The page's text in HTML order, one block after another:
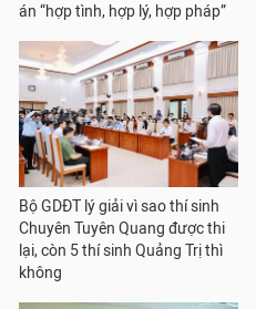
án “hợp tình, hợp lý, hợp pháp”
Bộ GDĐT lý giải vì sao thí sinh
Chuyên Tuyên Quang được thi
lại, còn 5 thí sinh Quảng Trị thì
không